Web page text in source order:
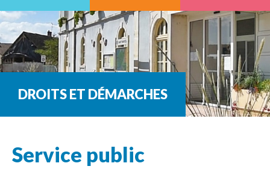
DROITS ET DÉMARCHES
Service public